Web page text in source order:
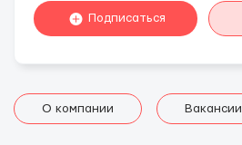
Подписаться
О компании Вакансии